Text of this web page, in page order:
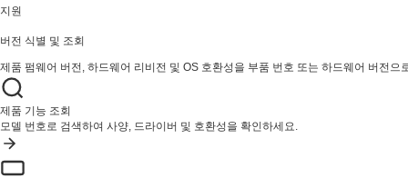
지원
버전 식별 및 조회
제품 펌웨어 버전, 하드웨어 리비전 및 OS 호환성을 부품 번호 또는 하드웨어 버전으
제품 기능 조회
모델 번호로 검색하여 사양, 드라이버 및 호환성을 확인하세요.